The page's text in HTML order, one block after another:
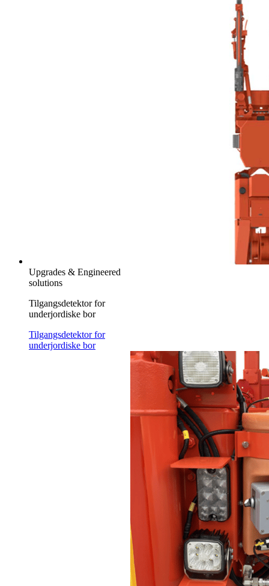
Upgrades & Engineered
solutions
Tilgangsdetektor for
underjordiske bor
Tilgangsdetektor for
underjordiske bor